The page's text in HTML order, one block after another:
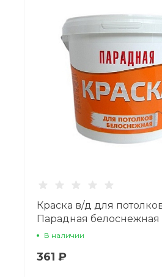
Краска в/д для
Парадная белоснежная
В наличии
361 ₽